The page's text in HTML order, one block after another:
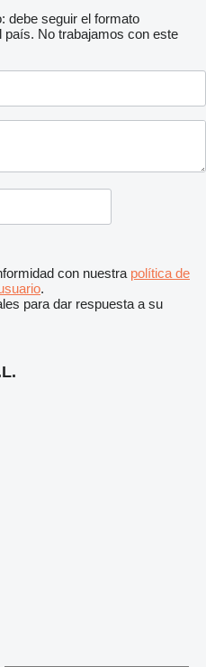
debe seguir el formato
país. No trabajamos con este
con nuestra política de
.
para dar respuesta a su